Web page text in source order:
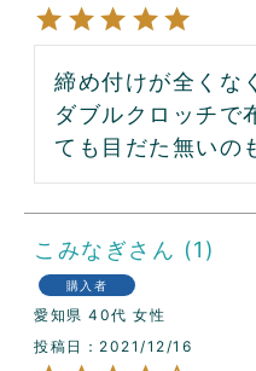
締め付けが全くな
ダブルクロッチで
ても目だた無いの
こみなぎ 1
購入者
愛知県 40代 女性
投稿日
2021/12/16